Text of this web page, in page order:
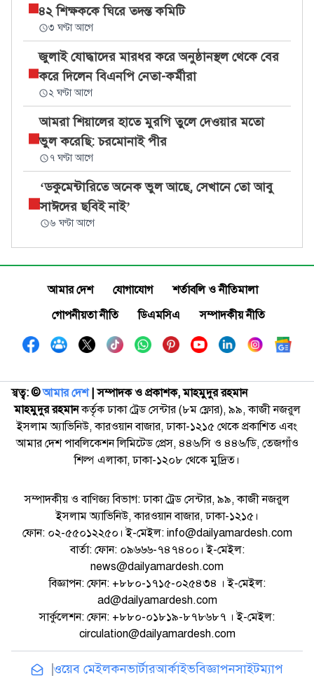
৪২ শিক্ষককে ঘিরে তদন্ত কমিটি
৩ ঘণ্টা আগে
জুলাই যোদ্ধাদের মারধর করে অনুষ্ঠানস্থল থেকে বের
করে দিলেন বিএনপি নেতা-কর্মীরা
২ ঘণ্টা আগে
আমরা শিয়ালের হাতে মুরগি তুলে দেওয়ার মতো
ভুল করেছি: চরমোনাই পীর
৭ ঘণ্টা আগে
‘ডকুমেন্টারিতে অনেক ভুল আছে, সেখানে তো আবু
সাঈদের ছবিই নাই’
৬ ঘণ্টা আগে
আমার দেশ যোগাযোগ
শর্তাবলি ও নীতিমালা
গোপনীয়তা নীতি
ডিএমসিএ সম্পাদকীয় নীতি
স্বত্ব: ©️আমার দেশ| সম্পাদক ও প্রকাশক, মাহমুদুর রহমান
মাহমুদুর রহমানকর্তৃক ঢাকা ট্রেড সেন্টার (৮ম ফ্লোর), ৯৯, কাজী নজরুল
ইসলাম অ্যাভিনিউ, কারওয়ান বাজার, ঢাকা-১২১৫ থেকে প্রকাশিত এবং
আমার দেশ পাবলিকেশন লিমিটেড প্রেস, ৪৪৬/সি ও ৪৪৬/ডি, তেজগাঁও
শিল্প এলাকা, ঢাকা-১২০৮ থেকে মুদ্রিত।
সম্পাদকীয় ও বাণিজ্য বিভাগ: ঢাকা ট্রেড সেন্টার, ৯৯, কাজী নজরুল
ইসলাম অ্যাভিনিউ, কারওয়ান বাজার, ঢাকা-১২১৫।
ফোন: ০২-৫৫০১২২৫০। ই-মেইল: info@dailyamardesh.com
বার্তা: ফোন: ০৯৬৬৬-৭৪৭৪০০। ই-মেইল:
news@dailyamardesh.com
বিজ্ঞাপন: ফোন: +৮৮০-১৭১৫-০২৫৪৩৪ । ই-মেইল:
ad@dailyamardesh.com
সার্কুলেশন: ফোন: +৮৮০-০১৮১৯-৮৭৮৬৮৭ । ই-মেইল:
circulation@dailyamardesh.com
ওয়েব মেইলকনভার্টারআর্কাইভবিজ্ঞাপনসাইটম্যাপ